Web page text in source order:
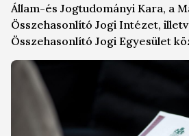
Állam-és Jogtudományi Kara, a
Összehasonlító Jogi Intézet,
Összehasonlító Jogi Egyesület